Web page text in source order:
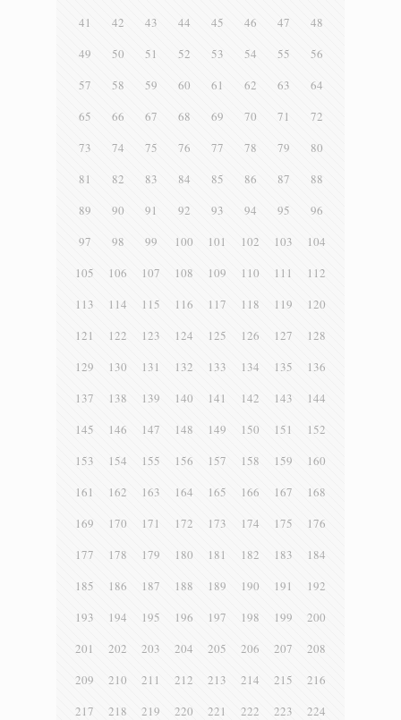
41
42 43 44 45 46 47
48
49
50 51 52 53 54 55
56
57
58 59 60 61 62 63
64
65
66 67 68 69 70 71
72
73
74 75 76 77 78 79
80
81
82 83 84 85 86 87
88
89
90 91 92 93 94 95
96
97
98 99 100 101 102 103
104
105
106 107 108 109 110 111
112
113
114 115 116 117 118 119
120
121
122 123 124 125 126 127
128
129
130 131 132 133 134 135
136
137
138 139 140 141 142 143
144
145
146 147 148 149 150 151
152
153
154 155 156 157 158 159
160
161
162 163 164 165 166 167
168
169
170 171 172 173 174 175
176
177
178 179 180 181 182 183
184
185
186 187 188 189 190 191
192
193
194 195 196 197 198 199
200
201
202 203 204 205 206 207
208
209
210 211 212 213 214 215
216
217
218 219 220 221 222 223
224